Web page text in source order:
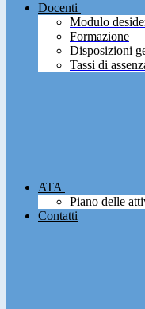
Docenti
Modulo
Formazione
Disposizioni
Tassi di
ATA
Piano delle
Contatti